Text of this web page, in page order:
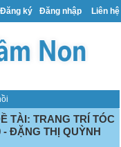
Đăng ký Đăng nhập Liên hệ
TÀI: TRANG TRÍ TÓC
ĐẶNG THỊ QUỲNH